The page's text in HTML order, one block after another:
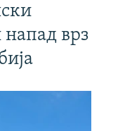
врз